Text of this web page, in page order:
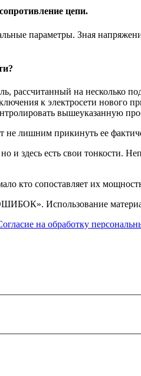
цепи.
параметры. Зная
рассчитанный на несколько
к электросети нового
вышеуказанную
не лишним прикинуть ее
и здесь есть свои тонкости.
кто сопоставляет их
Использование
на обработку